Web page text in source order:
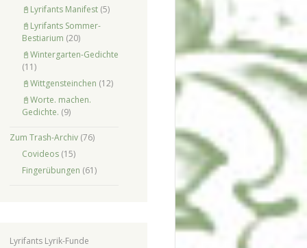
📓Lyrifants Manifest(5)
📓Lyrifants Sommer-
Bestiarium (20)
📓Wintergarten-Gedichte
(11)
📓Wittgensteinchen (12)
📓Worte. machen.
Gedichte. (9)
Zum Trash-Archiv(76)
Covideos(15)
Fingerübungen (61)
Lyrifants Lyrik-Funde